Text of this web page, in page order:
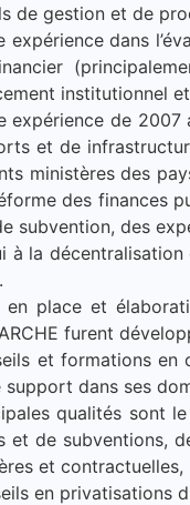
de gestion et de
expérience dans
institutionnel
expérience de 2007
et de
ministères des
des finances
subvention, des
à la
en place et
furent
et formations en
support dans ses
qualités sont
et de subventions,
et
en privatisations